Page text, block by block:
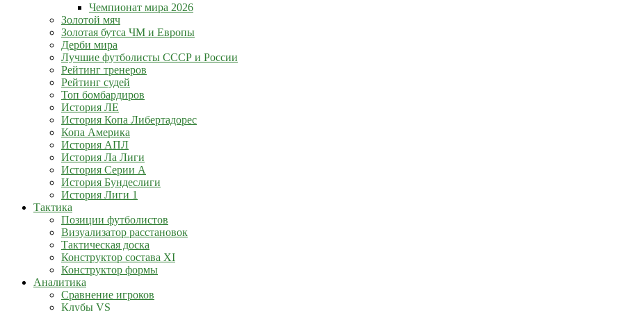
Чемпионат мира 2026
Золотой мяч
Золотая бутса ЧМ и Европы
Дерби мира
Лучшие футболисты СССР и России
Рейтинг тренеров
Рейтинг судей
Топ бомбардиров
История ЛЕ
История Копа Либертадорес
Копа Америка
История АПЛ
История Ла Лиги
История Серии А
История Бундеслиги
История Лиги 1
Тактика
Позиции футболистов
Визуализатор расстановок
Тактическая доска
Конструктор состава XI
Конструктор формы
Аналитика
Сравнение игроков
Клубы VS